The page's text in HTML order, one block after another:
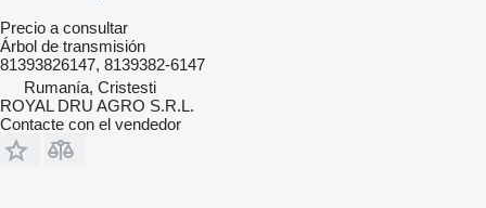
Precio a consultar
Árbol de transmisión
81393826147, 8139382-6147
Rumanía, Cristesti
ROYAL DRU AGRO S.R.L.
Contacte con el vendedor